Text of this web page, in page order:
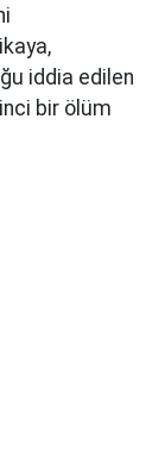
iddia edilen
bir ölüm